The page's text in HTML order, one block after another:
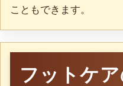
こともできます。
フットケ